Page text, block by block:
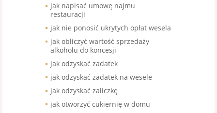
jak napisać umowę najmu
restauracji
jak nie ponosić ukrytych opłat wesela
jak obliczyć wartość sprzedaży
alkoholu do koncesji
jak odzyskać zadatek
jak odzyskać zadatek na wesele
jak odzyskać zaliczkę
jak otworzyć cukiernię w domu